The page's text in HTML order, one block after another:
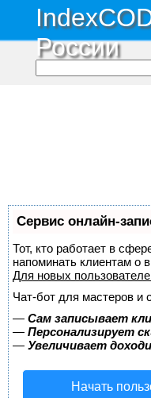
России
Сервис онлайн-
Тот, кто работает в
напоминать клиентам
Для новых
Чат-бот для мастеров и
— Сам записывает
— Персонализирует
— Увеличивает
Начать